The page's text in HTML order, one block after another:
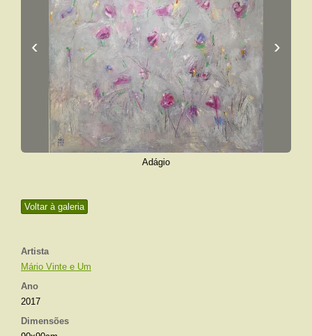
Voltar à galeria
Artista
Mário Vinte e Um
Ano
2017
Dimensões
‹ ›
Adágio